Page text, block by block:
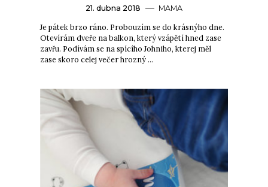
21. dubna 2018 MAMA
Je pátek brzo ráno. Probouzím se do krásnýho dne.
Otevírám dveře na balkon, který vzápětí hned zase
zavřu. Podívám se na spícího Johniho, kterej měl
zase skoro celej večer hrozný …